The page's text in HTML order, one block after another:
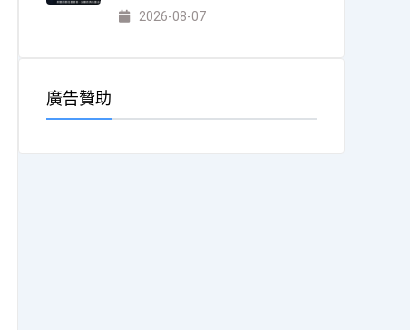
2026-08-07
廣告贊助